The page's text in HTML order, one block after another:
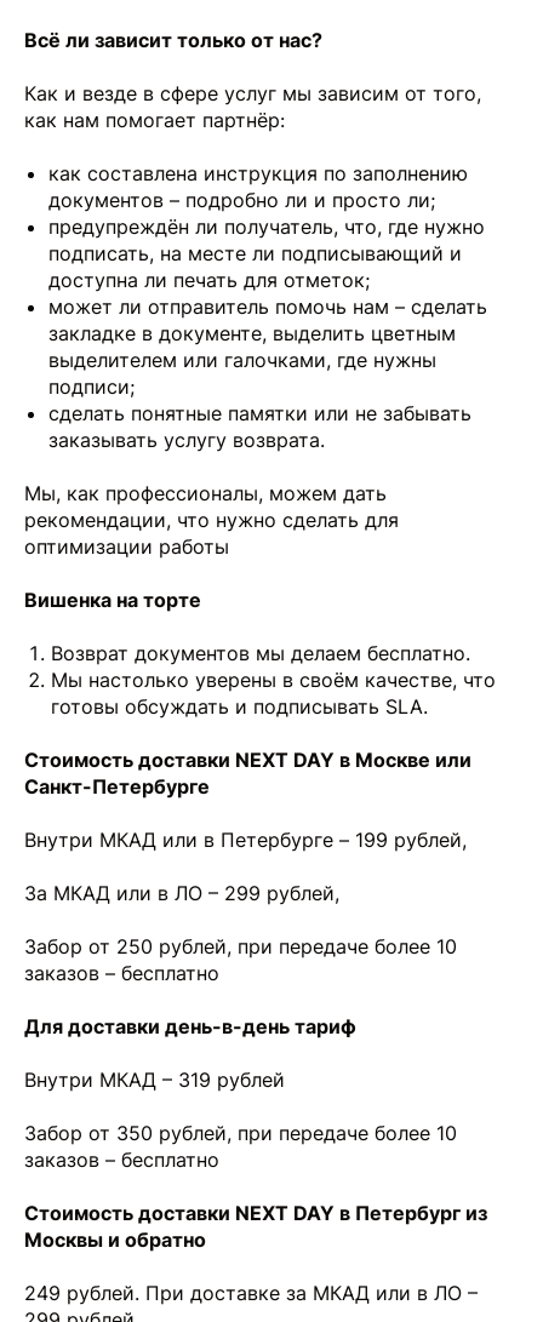
Всё ли зависит только от нас?
Как и везде в сфере услуг мы зависим от того,
как нам помогает партнёр:
как составлена инструкция по заполнению
документов – подробно ли и просто ли;
предупреждён ли получатель, что, где нужно
подписать, на месте ли подписывающий и
доступна ли печать для отметок;
может ли отправитель помочь нам – сделать
закладке в документе, выделить цветным
выделителем или галочками, где нужны
подписи;
сделать понятные памятки или не забывать
заказывать услугу возврата.
Мы, как профессионалы, можем дать
рекомендации, что нужно сделать для
оптимизации работы
Вишенка на торте
Возврат документов мы делаем бесплатно.
Мы настолько уверены в своём качестве, что
готовы обсуждать и подписывать SLA.
Стоимость доставки NEXT DAY в Москве или
Санкт-Петербурге
Внутри МКАД или в Петербурге – 199 рублей,
За МКАД или в ЛО – 299 рублей,
Забор от 250 рублей, при передаче более 10
заказов – бесплатно
Для доставки день-в-день тариф
Внутри МКАД – 319 рублей
Забор от 350 рублей, при передаче более 10
заказов – бесплатно
Стоимость доставки NEXT DAY в Петербург из
Москвы и обратно
249 рублей. При доставке за МКАД или в ЛО –